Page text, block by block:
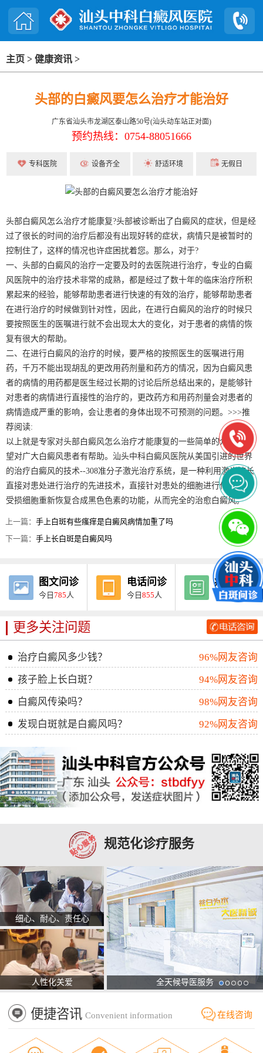
主页 > 健康资讯 >
头部的白癜风要怎么治疗才能治好
广东省汕头市龙湖区泰山路50号(汕头动车站正对面)
预约热线：0754-88051666
专科医院 设备齐全 舒适环境 无假日
头部白癜风怎么治疗才能康复?头部被诊断出了白癜风的症状，但是经
过了很长的时间的治疗后都没有出现好转的症状，病情只是被暂时的
控制住了，这样的情况也许症困扰着您。那么，对于?
一、头部的白癜风的治疗一定要及时的去医院进行治疗，专业的白癜
风医院中的治疗技术非常的成熟，都是经过了数十年的临床治疗所积
累起来的经验，能够帮助患者进行快速的有效的治疗，能够帮助患者
在进行治疗的时候做到针对性，因此，在进行白癜风的治疗的时候只
要按照医生的医嘱进行就不会出现太大的变化，对于患者的病情的恢
复有很大的帮助。
二、在进行白癜风的治疗的时候，要严格的按照医生的医嘱进行用
药，千万不能出现胡乱的更改用药剂量和药方的情况，因为白癜风患
者的病情的用药都是医生经过长期的讨论后所总结出来的，是能够针
对患者的病情进行直接性的治疗的，更改药方和用药剂量会对患者的
病情造成严重的影响，会让患者的身体出现不可预测的问题。>>>推
荐阅读:
以上就是专家对头部白癜风怎么治疗才能康复的一些简单的介绍，希
望对广大白癜风患者有帮助。汕头中科白癜风医院从美国引进的世界
的治疗白癜风的技术--308准分子激光治疗系统，是一种利用激光波长
直接对患处进行治疗的先进技术，直接针对患处的细胞进行作用，让
受损细胞重新恢复合成黑色色素的功能，从而完全的治愈白癜风。
上一篇：手上白斑有些瘙痒是白癜风病情加重了吗
下一篇：手上长白斑是白癜风吗
图文问诊
今日785 人
电话问诊
今日855 人
病例报告
今日275人
更多关注问题
治疗白癜风多少钱？
96%网友咨询
孩子脸上长白斑？
94%网友咨询
白癜风传染吗？
98%网友咨询
发现白斑就是白癜风吗？
92%网友咨询
规范化诊疗服务
细心、耐心、责任心
人性化关爱 全天候导医服务
便捷咨讯 Convenient information 在线咨询